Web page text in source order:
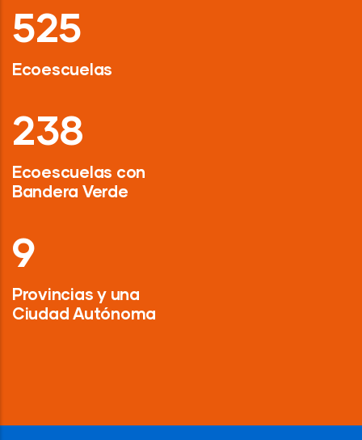
718
Ecoescuelas
326
Ecoescuelas con
Bandera Verde
13
Provincias y una
Ciudad Autónoma